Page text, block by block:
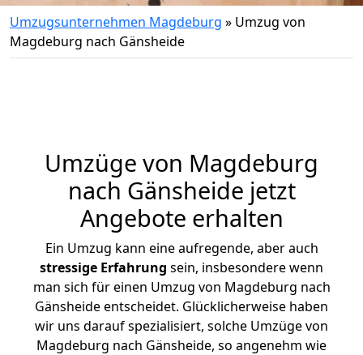
Umzugsunternehmen Magdeburg » Umzug von
Magdeburg nach Gänsheide
Umzüge von Magdeburg
nach Gänsheide jetzt
Angebote erhalten
Ein Umzug kann eine aufregende, aber auch
stressige Erfahrung sein, insbesondere wenn
man sich für einen Umzug von Magdeburg nach
Gänsheide entscheidet. Glücklicherweise haben
wir uns darauf spezialisiert, solche Umzüge von
Magdeburg nach Gänsheide, so angenehm wie